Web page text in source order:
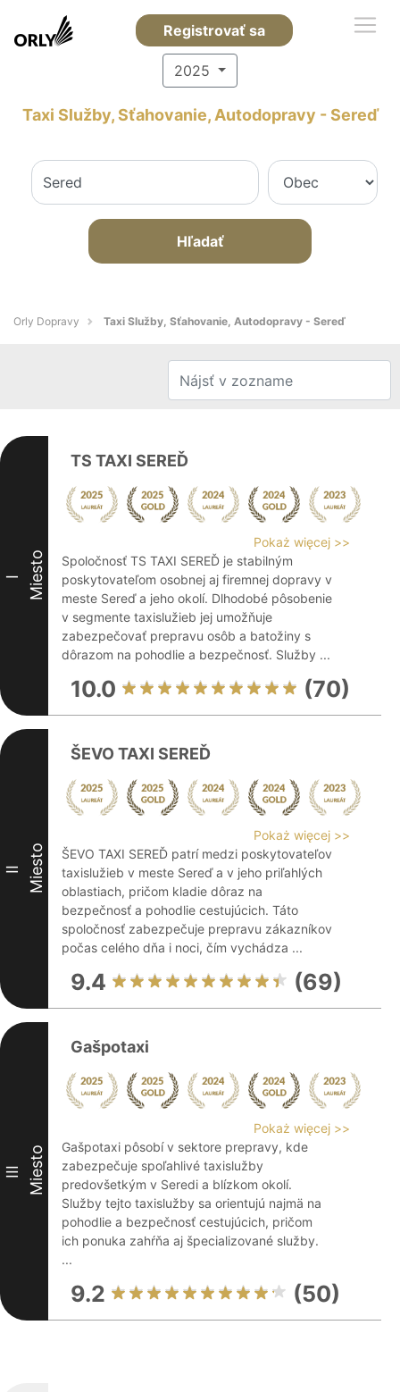
Registrovať sa
2025
Taxi Služby, Sťahovanie, Autodopravy - Sereď
Hľadať
Orly Dopravy Taxi Služby, Sťahovanie, Autodopravy - Sereď
I Miesto
TS TAXI SEREĎ
Pokaż więcej >>
Spoločnosť TS TAXI SEREĎ je stabilným
poskytovateľom osobnej aj firemnej dopravy v
meste Sereď a jeho okolí. Dlhodobé pôsobenie
v segmente taxislužieb jej umožňuje
zabezpečovať prepravu osôb a batožiny s
dôrazom na pohodlie a bezpečnosť. Služby ...
10.0 (70)
II Miesto
ŠEVO TAXI SEREĎ
Pokaż więcej >>
ŠEVO TAXI SEREĎ patrí medzi poskytovateľov
taxislužieb v meste Sereď a v jeho priľahlých
oblastiach, pričom kladie dôraz na
bezpečnosť a pohodlie cestujúcich. Táto
spoločnosť zabezpečuje prepravu zákazníkov
počas celého dňa i noci, čím vychádza ...
9.4 (69)
III Miesto
Gašpotaxi
Pokaż więcej >>
Gašpotaxi pôsobí v sektore prepravy, kde
zabezpečuje spoľahlivé taxislužby
predovšetkým v Seredi a blízkom okolí.
Služby tejto taxislužby sa orientujú najmä na
pohodlie a bezpečnosť cestujúcich, pričom
ich ponuka zahŕňa aj špecializované služby.
...
9.2 (50)